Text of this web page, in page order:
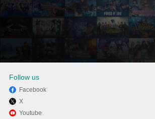
Utiliser MEmu pour
Follow us
Facebook
X
Youtube